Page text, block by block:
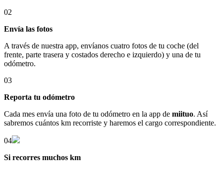
02
Envía las fotos
A través de nuestra app, envíanos cuatro fotos de tu coche (del
frente, parte trasera y costados derecho e izquierdo) y una de tu
odómetro.
03
Reporta tu odómetro
Cada mes envía una foto de tu odómetro en la app de miituo. Así
sabremos cuántos km recorriste y haremos el cargo correspondiente.
04
Si recorres muchos km